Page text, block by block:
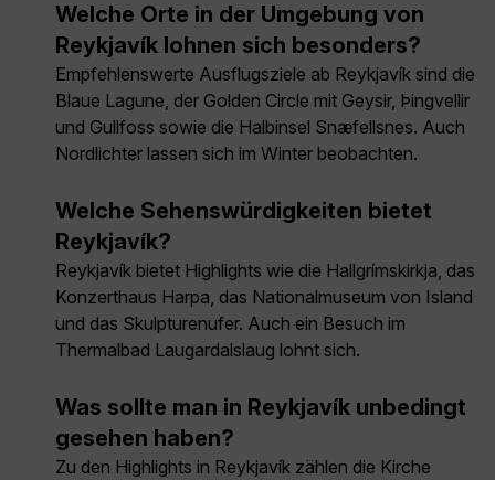
Welche Orte in der Umgebung von
Reykjavík lohnen sich besonders?
Empfehlenswerte Ausflugsziele ab Reykjavík sind die
Blaue Lagune, der Golden Circle mit Geysir, Þingvellir
und Gullfoss sowie die Halbinsel Snæfellsnes. Auch
Nordlichter lassen sich im Winter beobachten.
Welche Sehenswürdigkeiten bietet
Reykjavík?
Reykjavík bietet Highlights wie die Hallgrímskirkja, das
Konzerthaus Harpa, das Nationalmuseum von Island
und das Skulpturenufer. Auch ein Besuch im
Thermalbad Laugardalslaug lohnt sich.
Was sollte man in Reykjavík unbedingt
gesehen haben?
Zu den Highlights in Reykjavík zählen die Kirche